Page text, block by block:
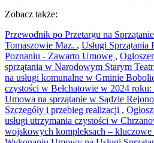
Zobacz także:
Przewodnik po Przetargu na
Tomaszowie Maz. , Usługi
Poznaniu - Zawarto Umowę ,
sprzątania w Narodowym Starym
na usługi komunalne w Gminie
czystości w Bełchatowie w 2024 roku:
Umowa na sprzątanie w Sądzie
Szczegóły i przebieg realizacji ,
usługi utrzymania czystości w
wojskowych kompleksach – kluczowe